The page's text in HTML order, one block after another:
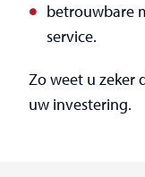
betrouwbare
service.
Zo weet u zeker
uw investering.